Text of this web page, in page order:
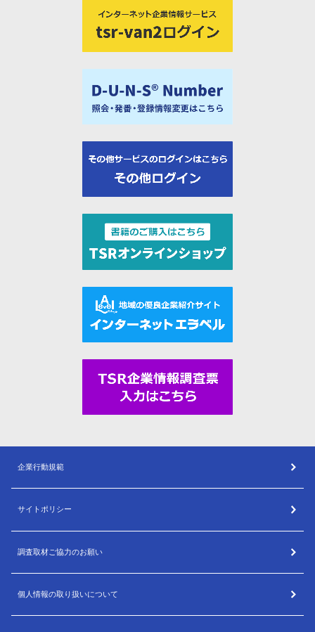
企業行動規範
サイトポリシー
調査取材ご協力のお願い
個人情報の取り扱いについて